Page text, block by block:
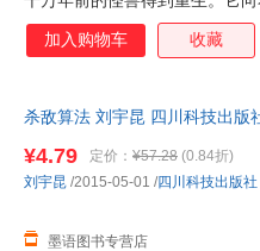
无数生灵。国土安全部调查员
脉。他发现巨兽的一半基因，
加入购物车 收藏
杀敌算法 刘宇昆 四川科技出版
¥4.79 定价： ¥57.28 (0.84折)
墨语图书专营店
刘宇昆 /2015-05-01 /四川科技出版社